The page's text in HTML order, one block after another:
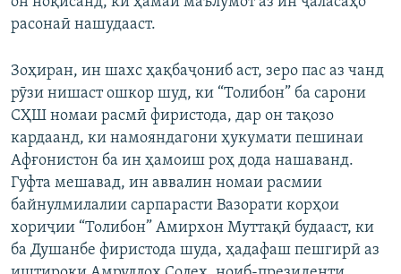
расонаӣ нашудааст.
Зоҳиран, ин шахс ҳақбаҷониб аст, зеро пас аз чанд
рӯзи нишаст ошкор шуд, ки “Толибон” ба сарони
СҲШ номаи расмӣ фиристода, дар он тақозо
кардаанд, ки намояндагони ҳукумати пешинаи
Афғонистон ба ин ҳамоиш роҳ дода нашаванд.
Гуфта мешавад, ин аввалин номаи расмии
байнулмилалии сарпарасти Вазорати корҳои
хориҷии “Толибон” Амирхон Муттақӣ будааст, ки
ба Душанбе фиристода шуда, ҳадафаш пешгирӣ аз